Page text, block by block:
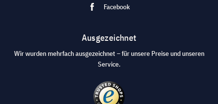
Facebook
Ausgezeichnet
Wir wurden mehrfach ausgezeichnet – für unsere Preise und unseren
Service.